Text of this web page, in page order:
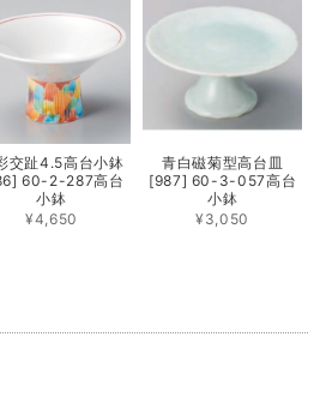
交趾4.5高台小鉢
60-2-287高台
小鉢
¥4,650
青白磁菊型高台皿
[987] 60-3-057高台
小鉢
¥3,050